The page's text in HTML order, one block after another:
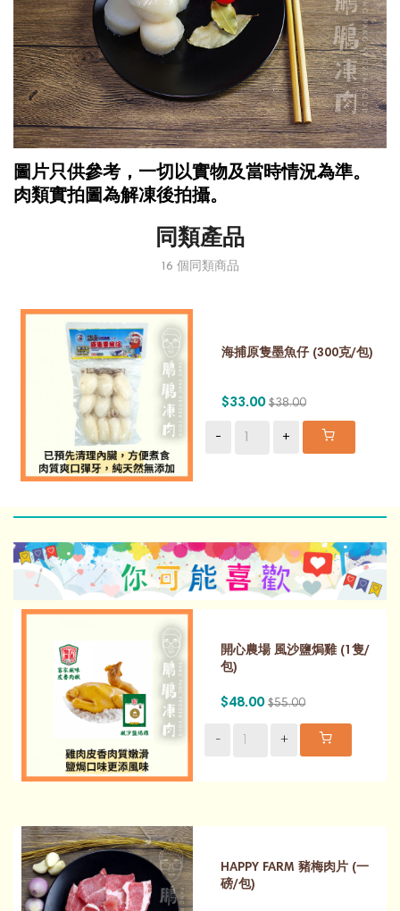
圖片只供參考，一切以實物及當時情況為準。
肉類實拍圖為解凍後拍攝。
同類產品
16 個同類商品
海捕原隻墨魚仔 (300克/包)
$33.00 $38.00
- +
開心農場 風沙鹽焗雞 (1隻/
包)
$48.00 $55.00
- +
HAPPY FARM 豬梅肉片 (一
磅/包)